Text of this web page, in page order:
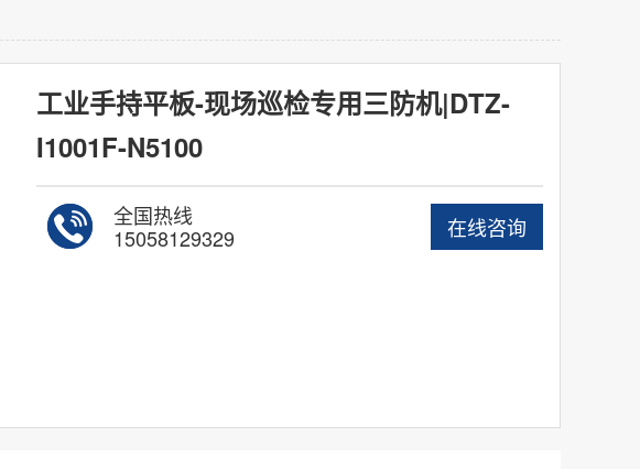
工业手持平板-现场巡检专用三防机|DTZ-
I1001F-N5100
在线咨询
全国热线
15058129329